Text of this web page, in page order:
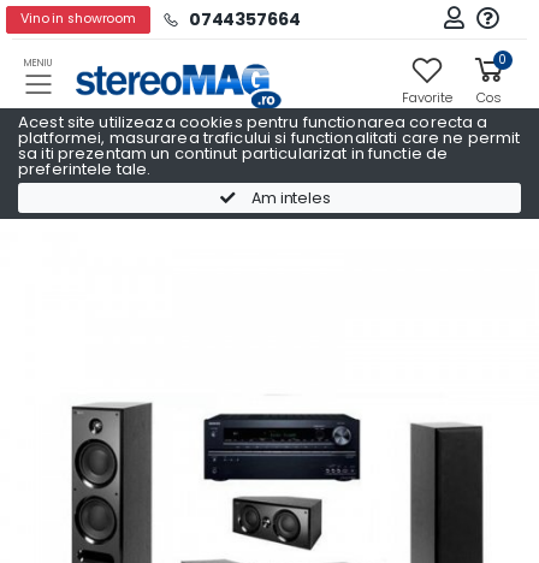
Acest site utilizeaza cookies pentru functionarea corecta a
platformei, masurarea traficului si functionalitati care ne permit
sa iti prezentam un continut particularizat in functie de
preferintele tale.
Am inteles
Vino in showroom 0744357664
MENIU
Favorite
0
Cos
Pachete Promo AV ONKYO